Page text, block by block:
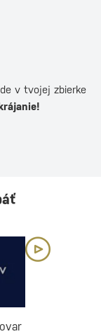
v tvojej zbierke